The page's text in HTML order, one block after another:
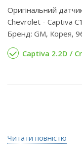
Оригінальний
Chevrolet - Captiva
Бренд: GM, Корея,
Captiva 2.2D /
Читати повністю